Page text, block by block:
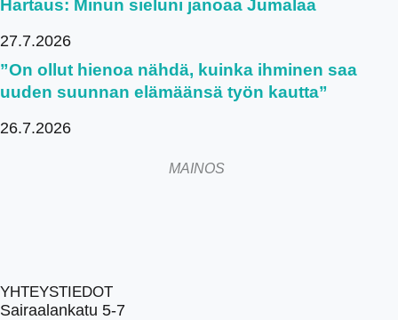
Hartaus: Minun sieluni janoaa Jumalaa
27.7.2026
”On ollut hienoa nähdä, kuinka ihminen saa
uuden suunnan elämäänsä työn kautta”
26.7.2026
MAINOS
YHTEYSTIEDOT
Sairaalankatu 5-7